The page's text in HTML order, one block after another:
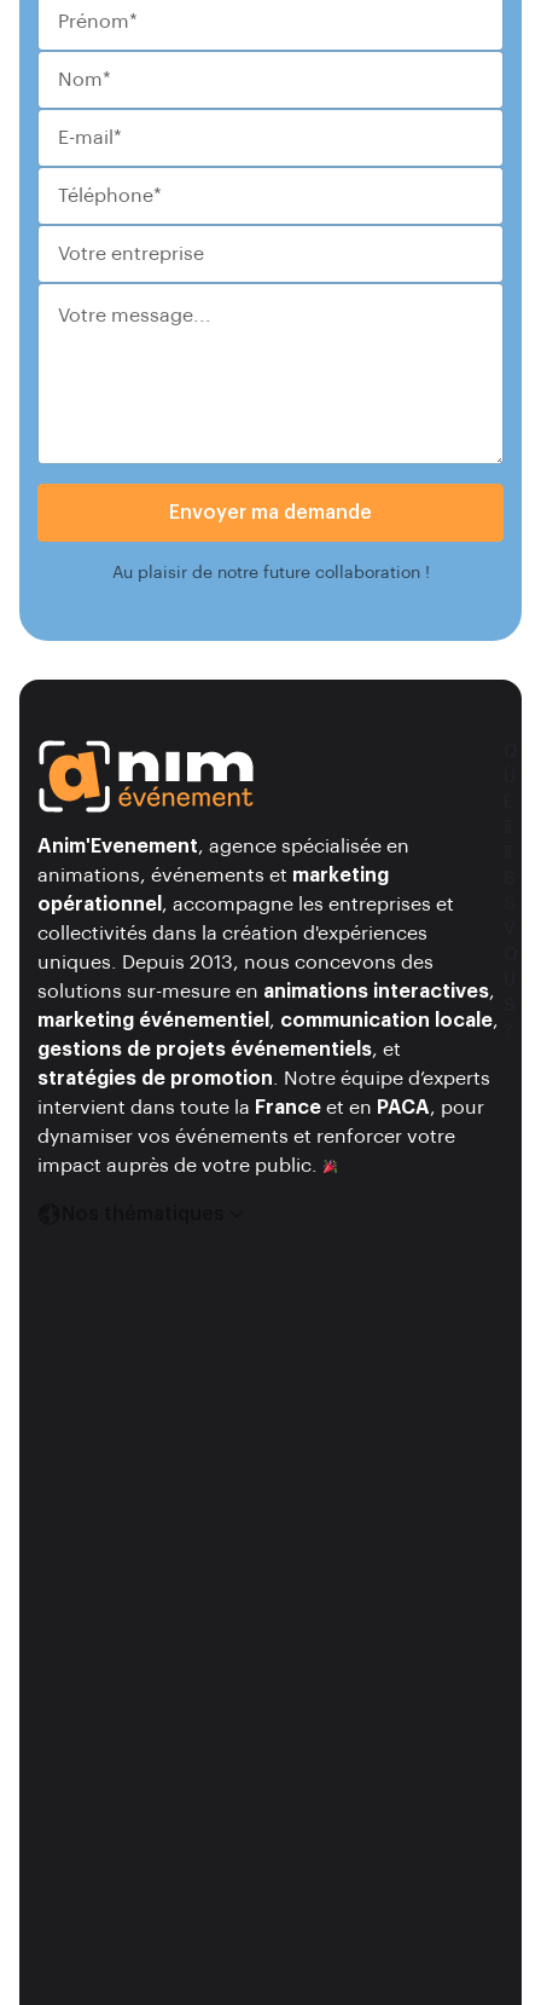
Envoyer ma demande
Au plaisir de notre future collaboration !
Anim'Evenement, agence spécialisée en
animations, événements et marketing
opérationnel , accompagne les entreprises et
collectivités dans la création d'expériences
uniques. Depuis 2013, nous concevons des
solutions sur-mesure en animations interactives,
marketing événementiel , communication locale,
gestions de projets événementiels, et
stratégies de promotion . Notre équipe d’experts
intervient dans toute la France et en PACA, pour
dynamiser vos événements et renforcer votre
impact auprès de votre public.